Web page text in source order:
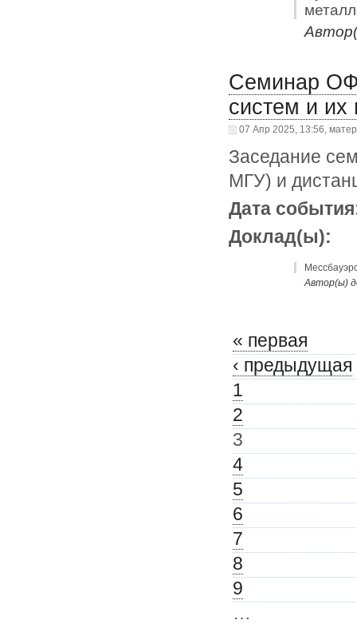
Семинар
систем и их
07 Апр 2025, 13:56,
Заседание
МГУ) и
Дата
Доклад(ы):
Автор(ы)
« первая
‹ предыдущая
1
2
3
4
5
6
7
8
9
…